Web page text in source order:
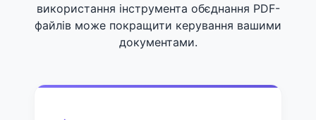
використання інструмента обєднання PDF-
файлів може покращити керування вашими
документами.